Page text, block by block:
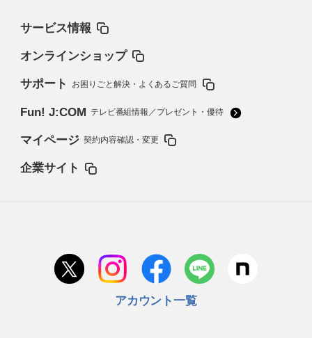
サービス情報
オンラインショップ
サポート お困りごと解決・よくあるご質問
Fun! J:COM テレビ番組情報／プレゼント・優待
マイページ 契約内容確認・変更
企業サイト
アカウント一覧